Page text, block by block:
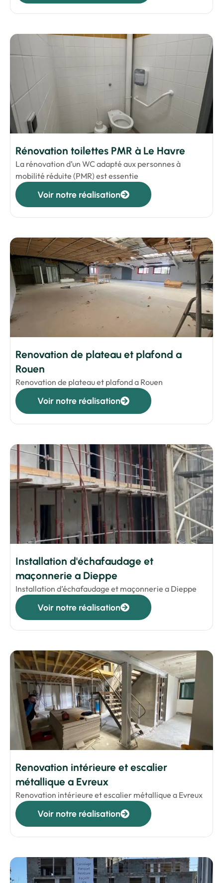
Rénovation toilettes PMR à Le Havre
La rénovation d’un WC adapté aux personnes à
mobilité réduite (PMR) est essentie
Voir notre réalisation
Renovation de plateau et plafond a
Rouen
Renovation de plateau et plafond a Rouen
Voir notre réalisation
Installation d'échafaudage et
maçonnerie a Dieppe
Installation d’échafaudage et maçonnerie a Dieppe
Voir notre réalisation
Renovation intérieure et escalier
métallique a Evreux
Renovation intérieure et escalier métallique a Evreux
Voir notre réalisation